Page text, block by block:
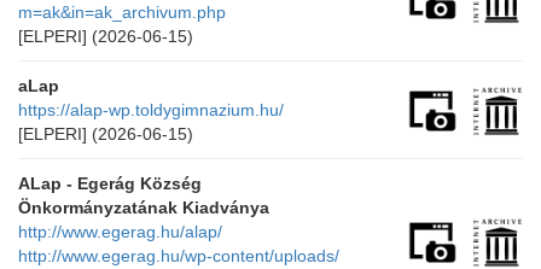
m=ak&in=ak_archivum.php
[ELPERI] (2026-06-15)
aLap
https://alap-wp.toldygimnazium.hu/
[ELPERI] (2026-06-15)
ALap - Egerág Község
Önkormányzatának Kiadványa
http://www.egerag.hu/alap/
http://www.egerag.hu/wp-content/uploads/